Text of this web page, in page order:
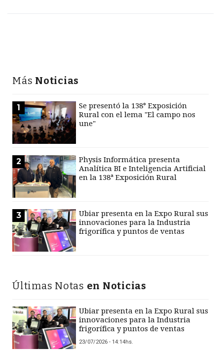
Más Noticias
1
Se presentó la 138° Exposición
Rural con el lema "El campo nos
une"
2
Physis Informática presenta
Analítica BI e Inteligencia Artificial
en la 138ª Exposición Rural
3
Ubiar presenta en la Expo Rural sus
innovaciones para la Industria
frigorífica y puntos de ventas
Últimas Notas en Noticias
Ubiar presenta en la Expo Rural sus
innovaciones para la Industria
frigorífica y puntos de ventas
23/07/2026 - 14:14hs.